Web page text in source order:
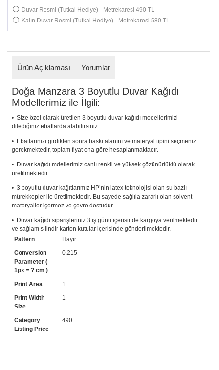
Duvar Resmi (Tutkal Hediye) - Metrekaresi 490 TL
Kalın Duvar Resmi (Tutkal Hediye) - Metrekaresi 580 TL
Ürün Açıklaması Yorumlar
Doğa Manzara 3 Boyutlu Duvar Kağıdı
Modellerimiz ile İlgili:
• Size özel olarak üretilen 3 boyutlu duvar kağıdı modellerimizi
dilediğiniz ebatlarda alabilirsiniz.
• Ebatlarınızı girdikten sonra baskı alanını ve materyal tipini seçmeniz
gerekmektedir, toplam fiyat ona göre hesaplanmaktadır.
• Duvar kağıdı mdellerimiz canlı renkli ve yüksek çözünürlüklü olarak
üretilmektedir.
• 3 boyutlu duvar kağıtlarımız HP’nin latex teknolojisi olan su bazlı
mürekkepler ile üretilmektedir. Bu sayede sağlıla zararlı olan solvent
materyaller içermez ve çevre dostudur.
• Duvar kağıdı siparişleriniz 3 iş günü içerisinde kargoya verilmektedir
ve sağlam silindir karton kutular içerisinde gönderilmektedir.
• Tutkalınız, siparişiniz ile birlikte ücretsiz olarak gönderilecektir.
Uygulaması standart duvar kağıdı ile aynıdır. Siparişiniz ile birlikte
uygulama kılavuzu da gönderilecektir.
arayıp talebinizi iletebilirsiniz.
• Görselde düzenleme yaptırmak istiyorsanız yine bize telefon
numaramızdan ulaşabilirsiniz.
Pattern
Hayır
Conversion
Parameter (
1px = ? cm )
0.215
Print Area
1
Print Width
Size
1
Category
Listing Price
490